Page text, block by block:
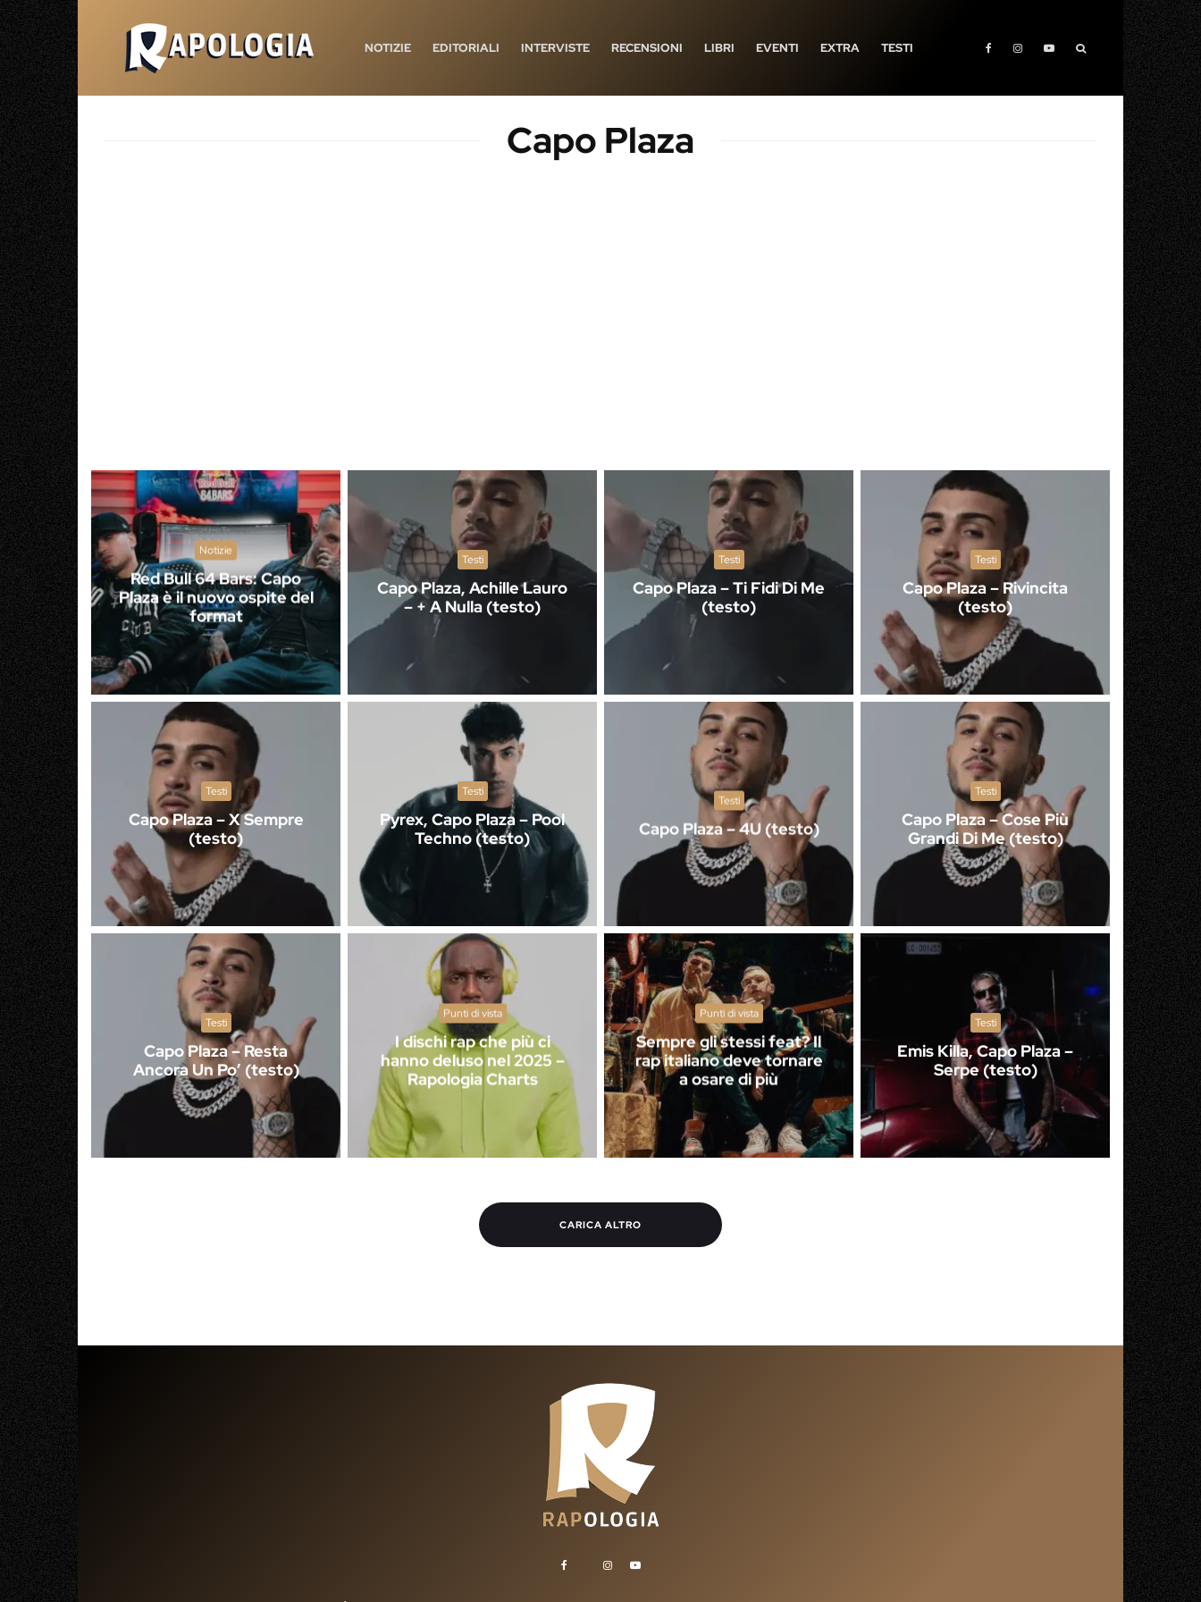
NOTIZIE EDITORIALI INTERVISTE RECENSIONI LIBRI EVENTI EXTRA TESTI
Capo Plaza
Notizie
Red Bull 64 Bars: Capo
Plaza è il nuovo ospite del
format
Testi
Capo Plaza, Achille Lauro
– + A Nulla (testo)
Testi
Capo Plaza – Ti Fidi Di Me
(testo)
Testi
Capo Plaza – Rivincita
(testo)
Testi
Capo Plaza – X Sempre
(testo)
Testi
Pyrex, Capo Plaza – Pool
Techno (testo)
Testi
Capo Plaza – 4U (testo)
Testi
Capo Plaza – Cose Più
Grandi Di Me (testo)
Testi
Capo Plaza – Resta
Ancora Un Po’ (testo)
Punti di vista
I dischi rap che più ci
hanno deluso nel 2025 –
Rapologia Charts
Punti di vista
Sempre gli stessi feat? Il
rap italiano deve tornare
a osare di più
Testi
Emis Killa, Capo Plaza –
Serpe (testo)
CARICA ALTRO